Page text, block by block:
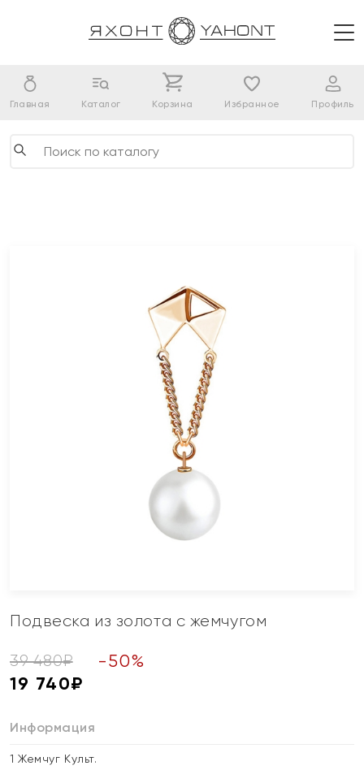
Главная Каталог Корзина Избранное Профиль
Подвеска из золота с жемчугом
39 480₽ -50%
19 740₽
Информация
1 Жемчуг Культ.